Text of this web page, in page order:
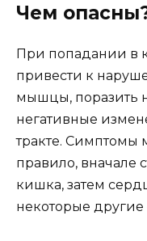
Чем
При попадании в
привести к
мышцы, поразить
негативные
тракте. Симптомы
правило, вначале
кишка, затем
некоторые другие